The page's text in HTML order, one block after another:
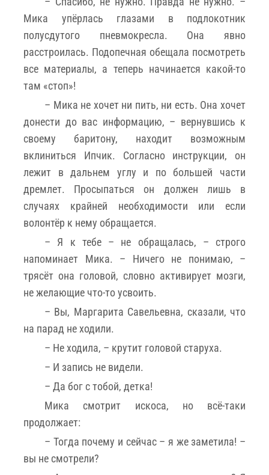
Мика упёрлась глазами в подлокотник
полусдутого пневмокресла. Она явно
расстроилась. Подопечная обещала посмотреть
все материалы, а теперь начинается какой-то
там «стоп»!
– Мика не хочет ни пить, ни есть. Она хочет
донести до вас информацию, – вернувшись к
своему баритону, находит возможным
вклиниться Ипчик. Согласно инструкции, он
лежит в дальнем углу и по большей части
дремлет. Просыпаться он должен лишь в
случаях крайней необходимости или если
волонтёр к нему обращается.
– Я к тебе – не обращалась, – строго
напоминает Мика. – Ничего не понимаю, –
трясёт она головой, словно активирует мозги,
не желающие что-то усвоить.
– Вы, Маргарита Савельевна, сказали, что
на парад не ходили.
– Не ходила, – крутит головой старуха.
– И запись не видели.
– Да бог с тобой, детка!
Мика смотрит искоса, но всё-таки
продолжает:
– Тогда почему и сейчас – я же заметила! –
вы не смотрели?